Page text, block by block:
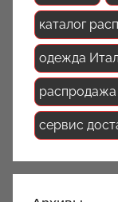
каталог
одежда
сервис